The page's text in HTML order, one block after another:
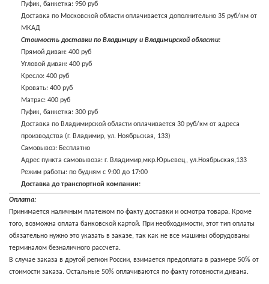
Пуфик, банкетка: 950 руб
Доставка по Московской области оплачивается дополнительно 35 руб/км от
МКАД
Стоимость доставки по Владимиру и Владимирской области:
Прямой диван: 400 руб
Угловой диван: 400 руб
Кресло: 400 руб
Кровать: 400 руб
Матрас: 400 руб
Пуфик, банкетка: 300 руб
Доставка по Владимирской области оплачивается 30 руб/км от адреса
производства (г. Владимир, ул. Ноябрьская, 133)
Самовывоз: Бесплатно
Адрес пункта самовывоза: г. Владимир,мкр.Юрьевец, ул.Ноябрьская,133
Режим работы: по будням с 9:00 до 17:00
Доставка до транспортной компании:
Доставка до транспортной компании, филиал в г. Москва: по тарифу доставки
Стоимость дополнительных услуг:
Прямой диван: 500 руб
Оплата:
Принимается наличным платежом по факту доставки и осмотра товара. Кроме
того, возможна оплата банковской картой. При необходимости, этот тип оплаты
обязательно нужно это указать в заказе, так как не все машины оборудованы
терминалом безналичного рассчета.
В случае заказа в другой регион России, взимается предоплата в размере 50% от
стоимости заказа. Остальные 50% оплачиваются по факту готовности дивана.